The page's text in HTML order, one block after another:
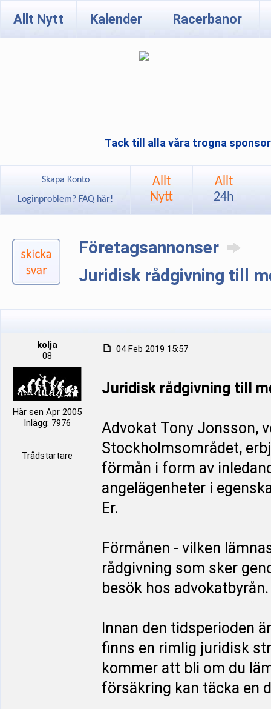
Allt Nytt Kalender Racerbanor
Tack till alla våra trogna
Skapa Konto
Loginproblem? FAQ här!
Allt
Nytt
Allt
24h
Företagsannonser
Juridisk rådgivning till
kolja
08
Här sen Apr 2005
Inlägg: 7976
Trådstartare
04 Feb 2019 15:57
Juridisk rådgivning till
Advokat Tony Jonsson,
Stockholmsområdet,
förmån i form av
angelägenheter i
Er.
Förmånen - vilken
rådgivning som sker
besök hos advokatbyrån.
Innan den tidsperioden
finns en rimlig juridisk
kommer att bli om du
försäkring kan täcka en